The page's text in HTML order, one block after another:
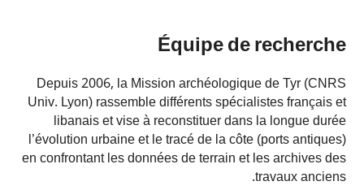
Équipe de recherche
Depuis 2006, la Mission archéologique de Tyr (CNRS
Univ. Lyon) rassemble différents spécialistes français et
libanais et vise à reconstituer dans la longue durée
l’évolution urbaine et le tracé de la côte (ports antiques)
en confrontant les données de terrain et les archives des
travaux anciens.